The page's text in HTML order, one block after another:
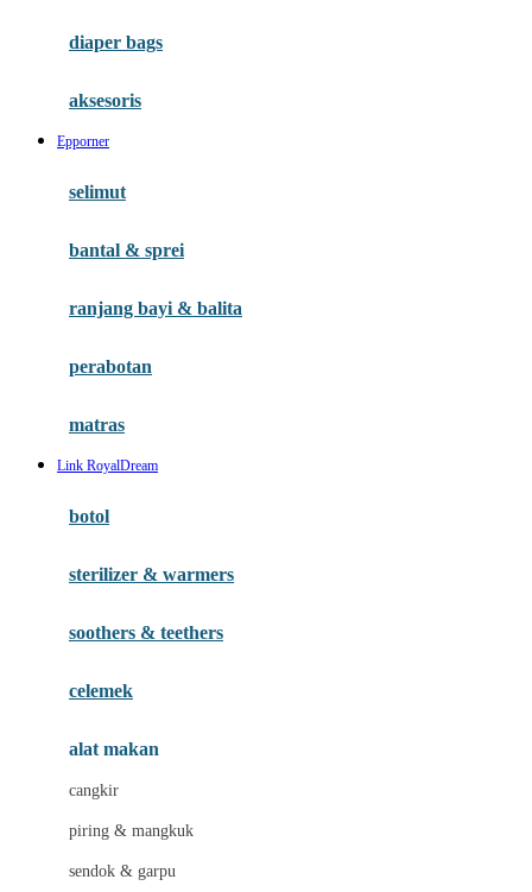
Gb
Habbie
Haenim
Hauck
Havaianas
Hybrid
I
Inlacta DHA
Ivenet
diaper bags
aksesoris
Epporner
selimut
bantal & sprei
ranjang bayi & balita
perabotan
matras
Link RoyalDream
botol
sterilizer & warmers
soothers & teethers
celemek
alat makan
cangkir
piring & mangkuk
sendok & garpu